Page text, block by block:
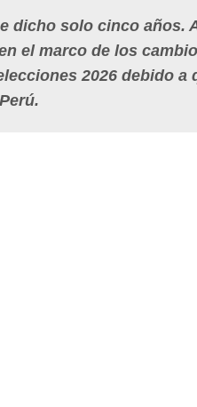
dicho solo cinco años.
el marco de los
2026 debido